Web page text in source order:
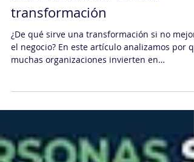
La pregunta que nadie hizo
antes de invertir en una
transformación
¿De qué sirve una transformación si no
muchas organizaciones invierten en
descubrirás cómo medir el verdadero ROI de
una transformación y qué decisiones